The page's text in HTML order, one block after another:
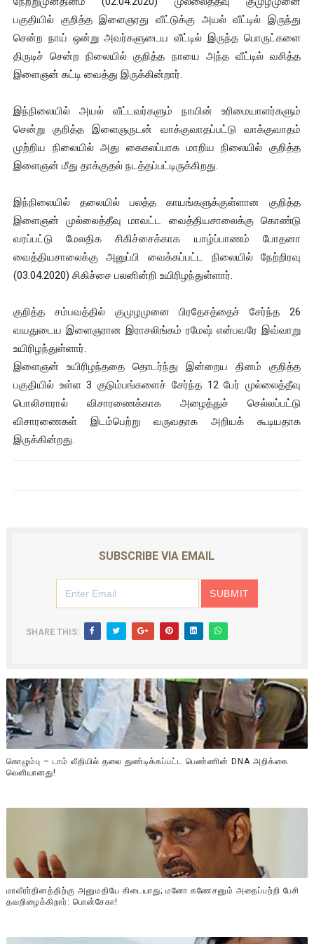
ஜனாதிபதி ஐக்கிய நாடுகளின் பொதுச் சபை கூட்டத்தில் இன்று
32 CM விநோத கன்றுக்குட்டி! (வீடியோ)
வலிமை தான் அஜித் திரைப்பயணத்திலே அதிக காலெக்ஷன் செய்த
அல்வா கொடுக்கின்றது இலங்கை!
2ஆம் நாள் உக்ரைன் யுத்தம்!! எங்களைத் தனிமையில்
பகுதியில் குறித்த இளைஞரது வீட்டுக்கு அயல் வீட்டில் இருந்து
சென்ற நாய் ஒன்று அவர்களுடைய வீட்டில் இருந்த பொருட்களை
திருடிச் சென்ற நிலையில் குறித்த நாயை அந்த வீட்டில் வசித்த
இளைஞன் கட்டி வைத்து இருக்கின்றார்.
இந்நிலையில் அயல் வீட்டவர்களும் நாயின் உரிமையாளர்களும்
சென்று குறித்த இளைஞருடன் வாக்குவாதப்பட்டு வாக்குவாதம்
முற்றிய நிலையில் அது கைகலப்பாக மாறிய நிலையில் குறித்த
இளைஞன் மீது தாக்குதல் நடத்தப்பட்டிருக்கிறது.
இந்நிலையில் தலையில் பலத்த காயங்களுக்குள்ளான குறித்த
இளைஞன் முல்லைத்தீவு மாவட்ட வைத்தியசாலைக்கு கொண்டு
வரப்பட்டு மேலதிக சிகிச்சைக்காக யாழ்ப்பாணம் போதனா
வைத்தியசாலைக்கு அனுப்பி வைக்கப்பட்ட நிலையில் நேற்றிரவு
(03.04.2020) சிகிச்சை பலனின்றி உயிரிழந்துள்ளார்.
குறித்த சம்பவத்தில் குமுழமுனை பிரதேசத்தைச் சேர்ந்த 26
வயதுடைய இளைஞரான இராசலிங்கம் ரமேஷ் என்பவரே இவ்வாறு
உயிரிழந்துள்ளார்.
இளைஞன் உயிரிழந்ததை தொடர்ந்து இன்றைய தினம் குறித்த
பகுதியில் உள்ள 3 குடும்பங்களைச் சேர்ந்த 12 பேர் முல்லைத்தீவு
பொலிசாரால் விசாரணைக்காக அழைத்துச் செல்லப்பட்டு
விசாரணைகள் இடம்பெற்று வருவதாக அறியக் கூடியதாக
இருக்கின்றது.
SUBSCRIBE VIA EMAIL
SHARE THIS:
கொழும்பு – டாம் வீதியில் தலை துண்டிக்கப்பட்ட பெண்ணின் DNA அறிக்கை
வௌியானது!
மாவீரர்தினத்திற்கு அனுமதியே கிடையாது; மனோ கணேசனும் அதைப்பற்றி பேசி
தவறிழைக்கிறார்: பொன்சேகா!